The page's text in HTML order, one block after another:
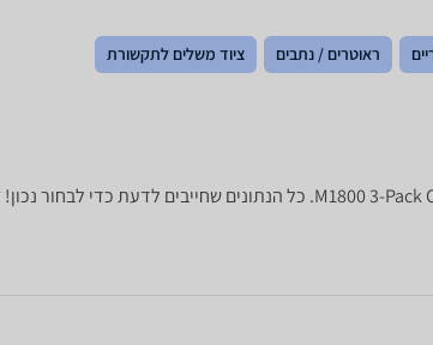
ראוטרים / נתבים ציוד משלים לתקשורת